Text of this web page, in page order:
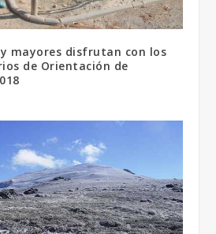
y mayores disfrutan con los
de Orientación de